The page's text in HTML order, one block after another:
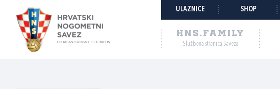
ULAZNICE SHOP
HNS.FAMILY
Službena stranica Saveza